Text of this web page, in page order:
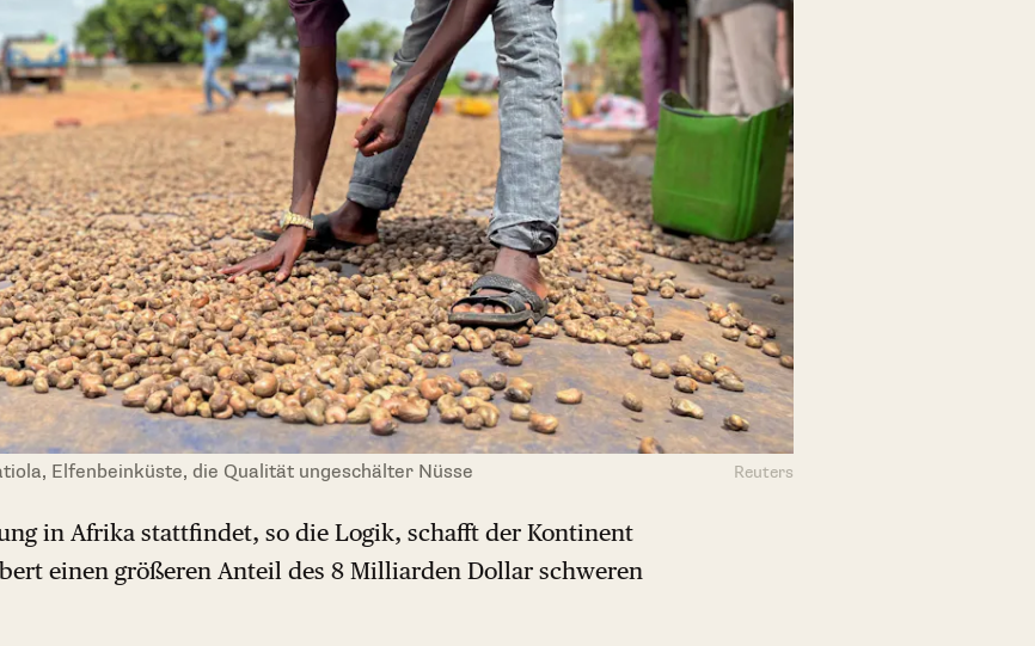
Elfenbeinküste, die Qualität ungeschälter Nüsse Reuters
in Afrika stattfindet, so die Logik, schafft der Kontinent
einen größeren Anteil des 8 Milliarden Dollar schweren